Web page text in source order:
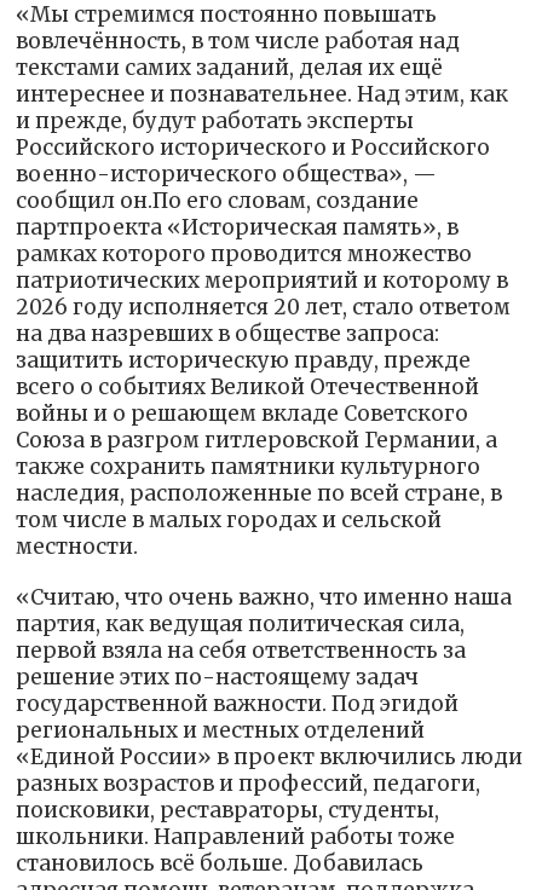
«Мы стремимся постоянно повышать
вовлечённость, в том числе работая над
текстами самих заданий, делая их ещё
интереснее и познавательнее. Над этим, как
и прежде, будут работать эксперты
Российского исторического и Российского
военно-исторического общества», —
сообщил он.По его словам, создание
партпроекта «Историческая память», в
рамках которого проводится множество
патриотических мероприятий и которому в
2026 году исполняется 20 лет, стало ответом
на два назревших в обществе запроса:
защитить историческую правду, прежде
всего о событиях Великой Отечественной
войны и о решающем вкладе Советского
Союза в разгром гитлеровской Германии, а
также сохранить памятники культурного
наследия, расположенные по всей стране, в
том числе в малых городах и сельской
местности.
«Считаю, что очень важно, что именно наша
партия, как ведущая политическая сила,
первой взяла на себя ответственность за
решение этих по-настоящему задач
государственной важности. Под эгидой
региональных и местных отделений
«Единой России» в проект включились люди
разных возрастов и профессий, педагоги,
поисковики, реставраторы, студенты,
школьники. Направлений работы тоже
становилось всё больше. Добавилась